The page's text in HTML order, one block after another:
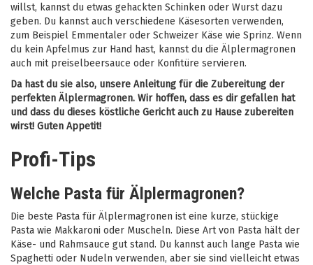
willst, kannst du etwas gehackten Schinken oder Wurst dazu
geben. Du kannst auch verschiedene Käsesorten verwenden,
zum Beispiel Emmentaler oder Schweizer Käse wie Sprinz. Wenn
du kein Apfelmus zur Hand hast, kannst du die Älplermagronen
auch mit preiselbeersauce oder Konfitüre servieren.
Da hast du sie also, unsere Anleitung für die Zubereitung der
perfekten Älplermagronen. Wir hoffen, dass es dir gefallen hat
und dass du dieses köstliche Gericht auch zu Hause zubereiten
wirst! Guten Appetit!
Profi-Tips
Welche Pasta für Älplermagronen?
Die beste Pasta für Älplermagronen ist eine kurze, stückige
Pasta wie Makkaroni oder Muscheln. Diese Art von Pasta hält der
Käse- und Rahmsauce gut stand. Du kannst auch lange Pasta wie
Spaghetti oder Nudeln verwenden, aber sie sind vielleicht etwas